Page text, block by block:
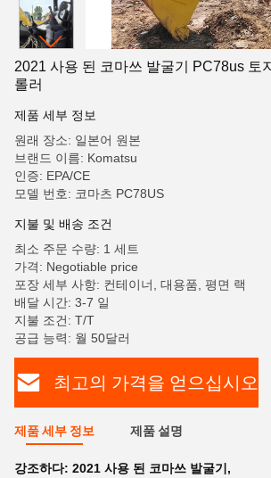
2021 사용 된 코마쓰 발굴기 PC78us 토
롤러
제품 세부 정보
원래 장소: 일본어 원본
브랜드 이름: Komatsu
인증: EPA/CE
모델 번호: 코마츠 PC78US
지불 및 배송 조건
최소 주문 수량: 1 세트
가격: Negotiable price
포장 세부 사항: 컨테이너, 대용품, 평면 랙
배달 시간: 3-7 일
지불 조건: T/T
공급 능력: 월 50달러
최고의 가격을 얻으십시오
제품 세부 정보 제품 설명
강조하다: 2021 사용 된 코마쓰 발굴기 ,